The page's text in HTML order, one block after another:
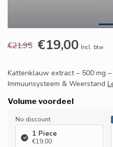
€21,95 €19,00 Incl. btw
Kattenklauw extract – 500 mg
Immuunsysteem & Weerstand
Volume voordeel
No discount
1 Piece
€19,00